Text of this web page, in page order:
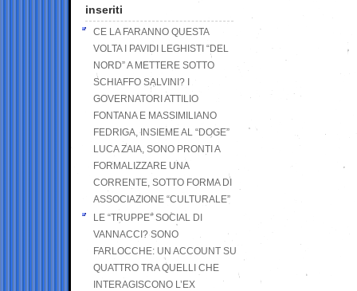
inseriti
CE LA FARANNO QUESTA
VOLTA I PAVIDI LEGHISTI “DEL
NORD” A METTERE SOTTO
SCHIAFFO SALVINI? I
GOVERNATORI ATTILIO
FONTANA E MASSIMILIANO
FEDRIGA, INSIEME AL “DOGE”
LUCA ZAIA, SONO PRONTI A
FORMALIZZARE UNA
CORRENTE, SOTTO FORMA DI
ASSOCIAZIONE “CULTURALE”
LE “TRUPPE” SOCIAL DI
VANNACCI? SONO
FARLOCCHE: UN ACCOUNT SU
QUATTRO TRA QUELLI CHE
INTERAGISCONO L’EX